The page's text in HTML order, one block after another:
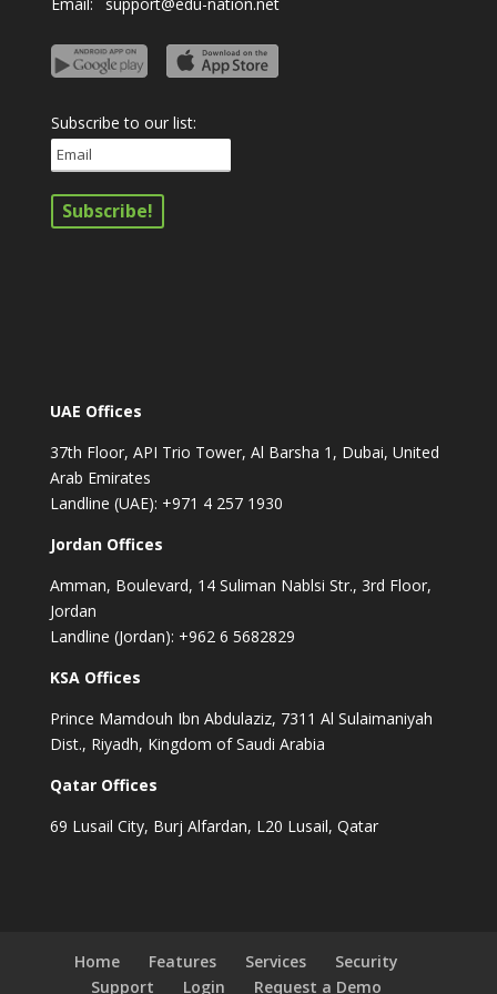
Subscribe to our list:
UAE Offices
37th Floor, API Trio Tower, Al Barsha 1, Dubai, United
Arab Emirates
Landline (UAE): +971 4 257 1930
Jordan Offices
Amman, Boulevard, 14 Suliman Nablsi Str., 3rd Floor,
Jordan
Landline (Jordan): +962 6 5682829
KSA Offices
Prince Mamdouh Ibn Abdulaziz, 7311 Al Sulaimaniyah
Dist., Riyadh, Kingdom of Saudi Arabia
Qatar Offices
69 Lusail City, Burj Alfardan, L20 Lusail, Qatar
Home Features Services
Security
Support
Login Request a Demo